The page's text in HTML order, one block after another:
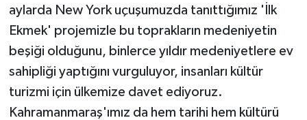
aylarda New York uçuşumuzda tanıttığımız 'İlk
Ekmek' projemizle bu toprakların medeniyetin
beşiği olduğunu, binlerce yıldır medeniyetlere ev
sahipliği yaptığını vurguluyor, insanları kültür
turizmi için ülkemize davet ediyoruz.
Kahramanmaraş'ımız da hem tarihi hem kültürü